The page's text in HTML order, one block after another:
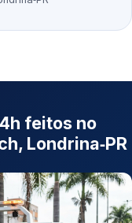
feitos no
Londrina‑PR